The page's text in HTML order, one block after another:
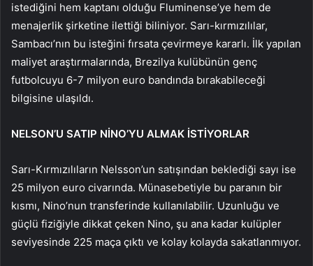
istediğini hem kaptanı olduğu Fluminense’ye hem de
menajerlik şirketine ilettiği biliniyor. Sarı-kırmızılılar,
Sambacı’nın bu isteğini fırsata çevirmeye kararlı. İlk yapılan
maliyet araştırmalarında, Brezilya kulübünün genç
futbolcuyu 6-7 milyon euro bandında bırakabileceği
bilgisine ulaşıldı.
NELSON’U SATIP NİNO’YU ALMAK İSTİYORLAR
Sarı-Kırmızılıların Nelsson’un satışından beklediği sayı ise
25 milyon euro civarında. Münasebetiyle bu paranın bir
kısmı, Nino’nun transferinde kullanılabilir. Uzunluğu ve
güçlü fiziğiyle dikkat çeken Nino, şu ana kadar kulüpler
seviyesinde 225 maça çıktı ve kolay kolayda sakatlanmıyor.